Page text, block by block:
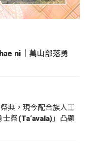
ni｜萬山部落勇
典，現今配合族人工
祭(Ta‘avala)」凸顯